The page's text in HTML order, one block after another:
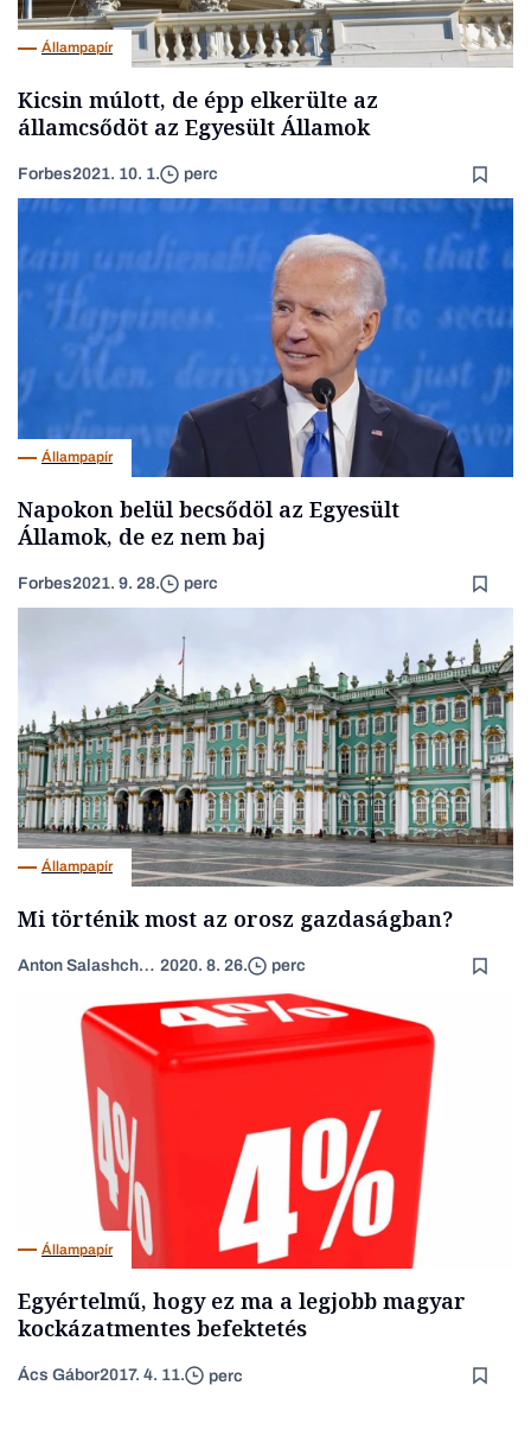
Állampapír
Kicsin múlott, de épp elkerülte az
államcsődöt az Egyesült Államok
Forbes2021. 10. 1. perc
Állampapír
Napokon belül becsődöl az Egyesült
Államok, de ez nem baj
Forbes2021. 9. 28. perc
Állampapír
Mi történik most az orosz gazdaságban?
Anton Salashchenko 2020. 8. 26. perc
Állampapír
Egyértelmű, hogy ez ma a legjobb magyar
kockázatmentes befektetés
Ács Gábor2017. 4. 11. perc